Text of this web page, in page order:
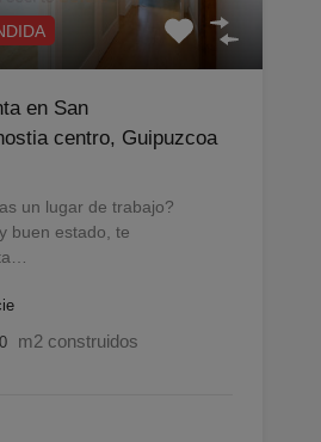
en San
centro, Guipuzcoa
un lugar de trabajo?
buen estado, te
m2 construidos